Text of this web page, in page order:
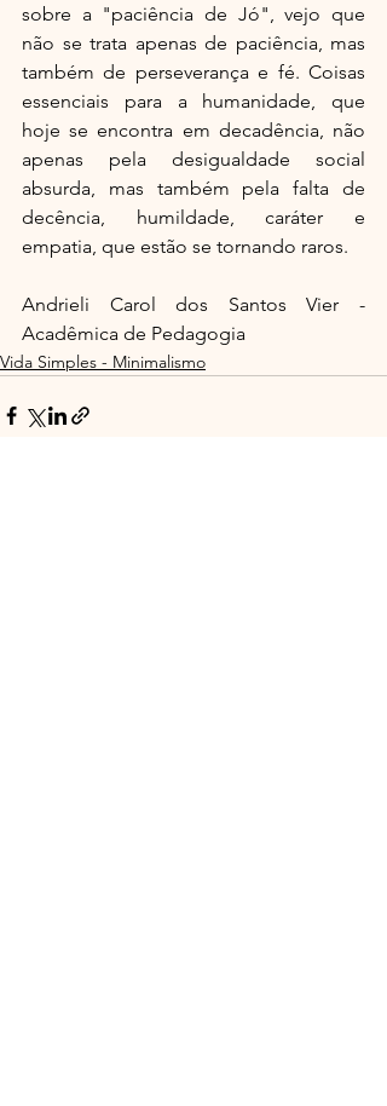
sobre a "paciência de Jó", vejo que
não se trata apenas de paciência, mas
também de perseverança e fé. Coisas
essenciais para a humanidade, que
hoje se encontra em decadência, não
apenas pela desigualdade social
absurda, mas também pela falta de
decência, humildade, caráter e
empatia, que estão se tornando raros.
Andrieli Carol dos Santos Vier -
Acadêmica de Pedagogia
Vida Simples - Minimalismo